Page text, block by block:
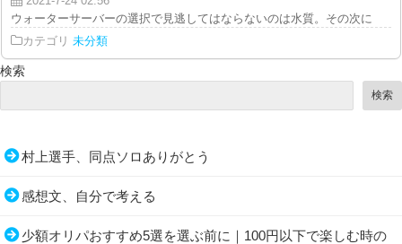
ウォーターサーバーの選択で見逃してはならないのは水質。その次にサー
カテゴリ 未分類
検索
検索
村上選手、同点ソロありがとう
感想文、自分で考える
少額オリパおすすめ5選を選ぶ前に｜100円以下で楽しむ時の